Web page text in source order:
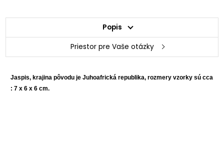
Popis
Priestor pre Vaše otázky
Jaspis, krajina pôvodu je Juhoafrická republika, rozmery vzorky sú cca
: 7 x 6 x 6 cm.